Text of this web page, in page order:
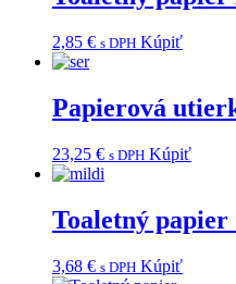
2,85 € s DPH Kúpiť
Papierová
23,25 € s DPH Kúpiť
Toaletný
3,68 € s DPH Kúpiť